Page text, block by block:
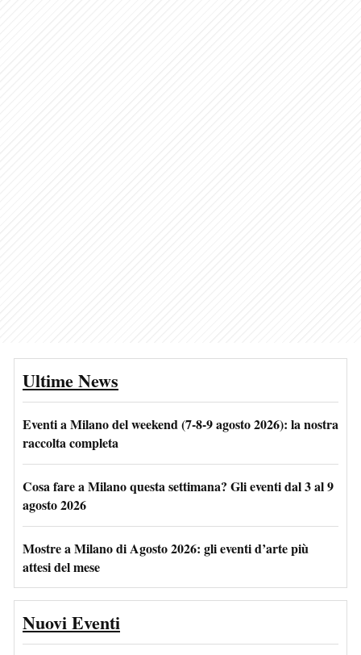
Ultime News
Eventi a Milano del weekend (7-8-9 agosto 2026): la nostra
raccolta completa
Cosa fare a Milano questa settimana? Gli eventi dal 3 al 9
agosto 2026
Mostre a Milano di Agosto 2026: gli eventi d’arte più
attesi del mese
Nuovi Eventi